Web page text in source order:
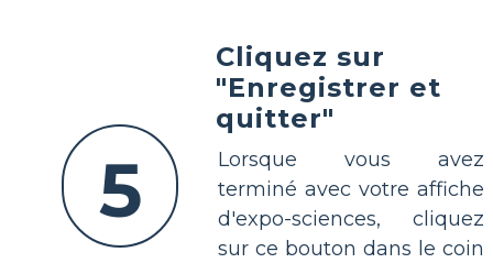
5
Cliquez sur
"Enregistrer et
quitter"
Lorsque vous avez
terminé avec votre affiche
d'expo-sciences, cliquez
sur ce bouton dans le coin